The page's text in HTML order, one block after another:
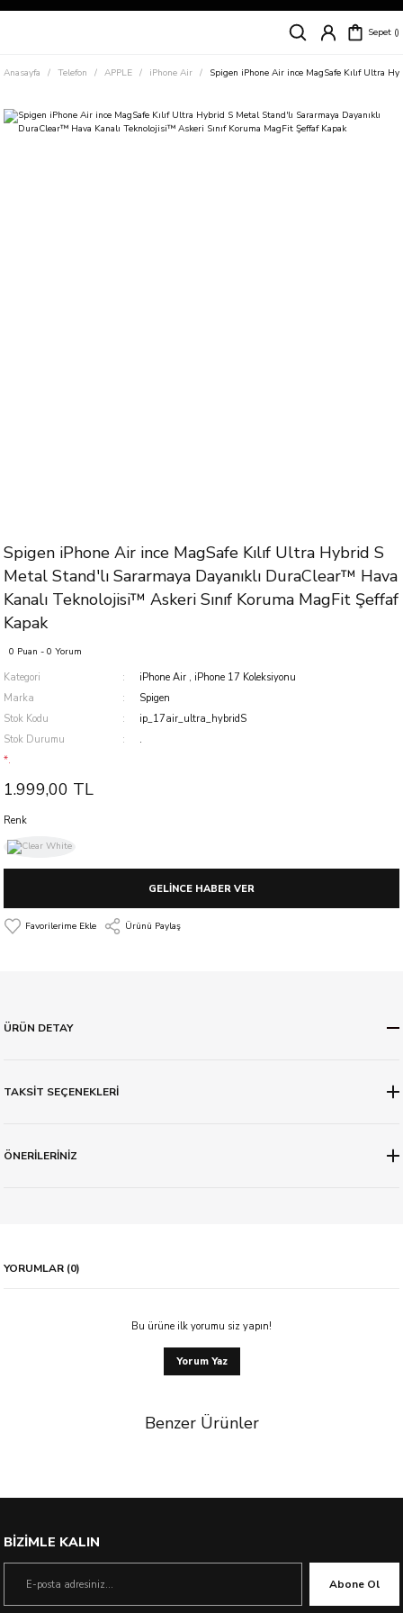
Siparişleriniz
Süper İndirimli Fiyatlar
Sepet
Anasayfa Telefon APPLE iPhone Air Spigen iPhone Air ince MagSafe Kılıf Ultra
Spigen iPhone Air ince MagSafe Kılıf Ultra Hybrid S
Metal Stand'lı Sararmaya Dayanıklı DuraClear™ Hava
Kanalı Teknolojisi™ Askeri Sınıf Koruma MagFit Şeffaf
Kapak
0 Puan - 0 Yorum
Kategori iPhone Air , iPhone 17 Koleksiyonu
Marka
Spigen
Stok Kodu
ip_17air_ultra_hybridS
Stok Durumu
.
*.
1.999,00 TL
Renk
GELİNCE HABER VER
Ürünü Paylaş
ÜRÜN DETAY
TAKSİT SEÇENEKLERİ
ÖNERİLERİNİZ
YORUMLAR (0)
Bu ürüne ilk yorumu siz yapın!
Yorum Yaz
Benzer Ürünler
BİZİMLE KALIN
Abone Ol